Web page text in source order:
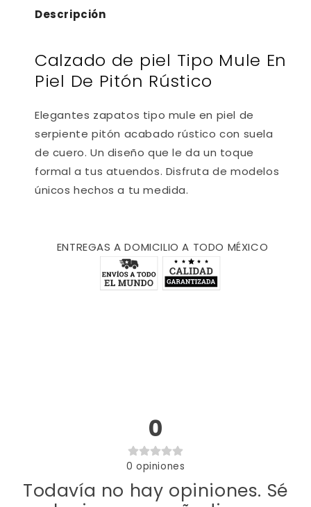
Descripción
Calzado de piel Tipo Mule En
Piel De Pitón Rústico
Elegantes zapatos tipo mule en piel de
serpiente pitón acabado rústico con suela
de cuero. Un diseño que le da un toque
formal a tus atuendos. Disfruta de modelos
únicos hechos a tu medida.
ENTREGAS A DOMICILIO A TODO MÉXICO
0
0 opiniones
Todavía no hay opiniones. Sé